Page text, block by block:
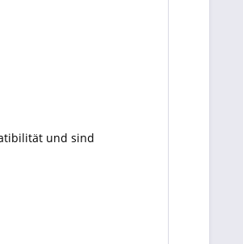
und sind